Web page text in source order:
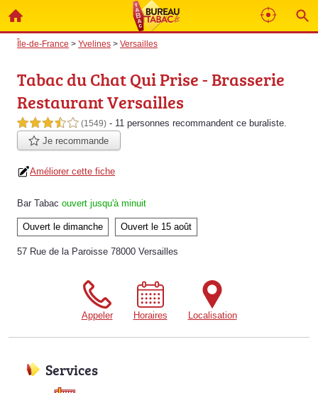
Île-de-France > Yvelines > Versailles
Tabac du Chat Qui Prise - Brasserie
Restaurant Versailles
3,5 étoiles sur 5 (1549) - 11 personnes recommandent ce buraliste.
Je recommande
Améliorer cette fiche
Bar Tabac ouvert jusqu'à minuit
Ouvert le dimanche Ouvert le 15 août
57 Rue de la Paroisse 78000 Versailles
Appeler Horaires Localisation
Services